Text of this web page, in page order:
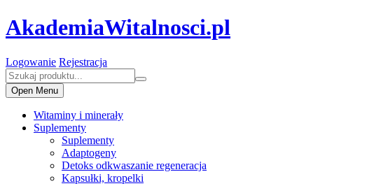
AkademiaWitalnosci.pl
Logowanie Rejestracja
Open Menu
Witaminy i minerały
Suplementy
Suplementy
Adaptogeny
Detoks odkwaszanie regeneracja
Kapsułki, kropelki